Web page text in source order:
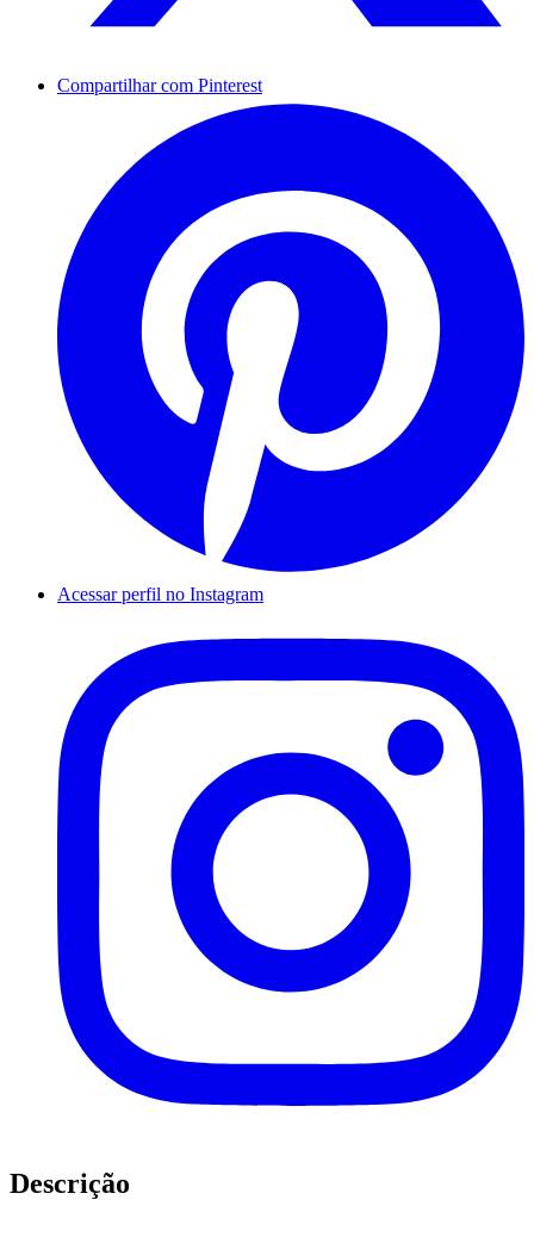
Compartilhar com Pinterest
Acessar perfil no Instagram
Descrição